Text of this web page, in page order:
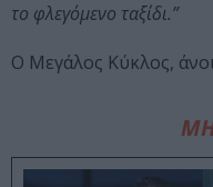
το φλεγόμενο ταξίδι.”
Ο Μεγάλος Κύκλος,